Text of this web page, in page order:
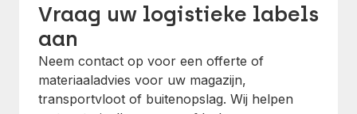
Vraag uw logistieke labels
aan
Neem contact op voor een offerte of
materiaaladvies voor uw magazijn,
transportvloot of buitenopslag. Wij helpen